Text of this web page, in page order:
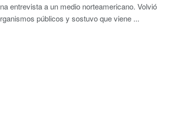
entrevista a un medio norteamericano. Volvió
públicos y sostuvo que viene ...